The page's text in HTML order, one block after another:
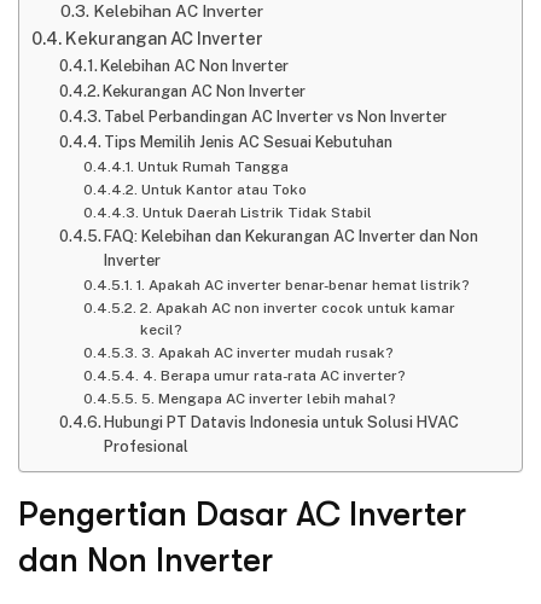
Kelebihan AC Inverter
Kekurangan AC Inverter
Kelebihan AC Non Inverter
Kekurangan AC Non Inverter
Tabel Perbandingan AC Inverter vs Non Inverter
Tips Memilih Jenis AC Sesuai Kebutuhan
Untuk Rumah Tangga
Untuk Kantor atau Toko
Untuk Daerah Listrik Tidak Stabil
FAQ: Kelebihan dan Kekurangan AC Inverter dan Non
Inverter
1. Apakah AC inverter benar-benar hemat listrik?
2. Apakah AC non inverter cocok untuk kamar
kecil?
3. Apakah AC inverter mudah rusak?
4. Berapa umur rata-rata AC inverter?
5. Mengapa AC inverter lebih mahal?
Hubungi PT Datavis Indonesia untuk Solusi HVAC
Profesional
Pengertian Dasar AC Inverter
dan Non Inverter